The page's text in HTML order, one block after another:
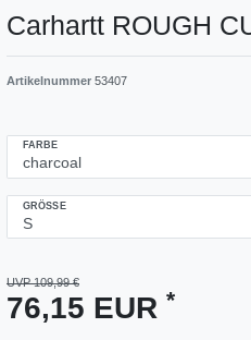
Carhartt ROUGH
Artikelnummer 53407
FARBE
GRÖSSE
UVP 109,99 €
76,15 EUR *